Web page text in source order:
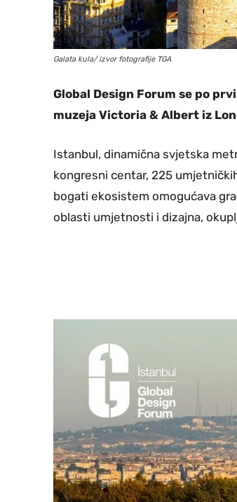
Galata kula/ izvor fotografije TGA
Global Design Forum se po
muzeja Victoria & Albert iz
Istanbul, dinamična svjetska
kongresni centar, 225
bogati ekosistem omogućava
oblasti umjetnosti i dizajna,